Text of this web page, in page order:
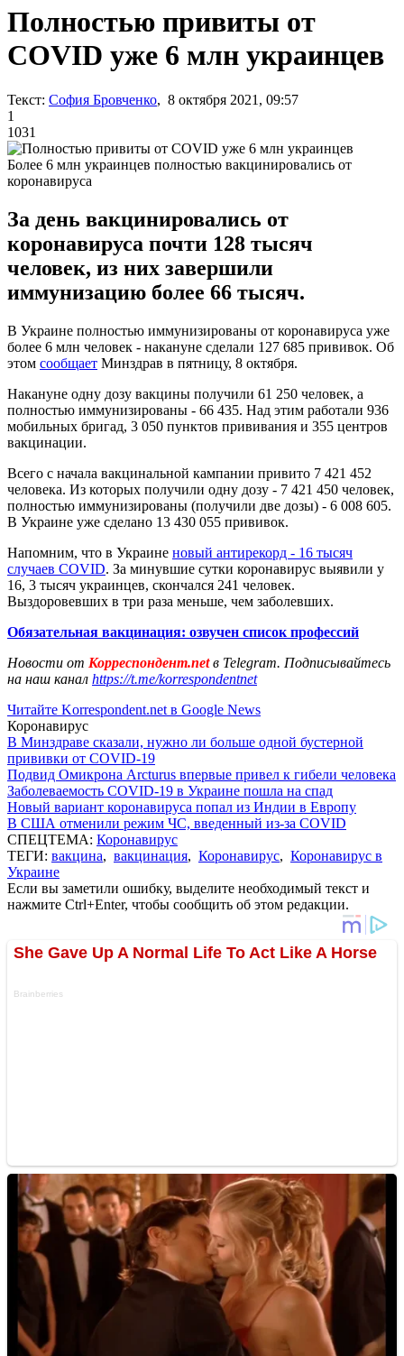
Полностью привиты от
COVID уже 6 млн украинцев
Текст: София Бровченко, 8 октября 2021, 09:57
1
1031
Более 6 млн украинцев полностью вакцинировались от
коронавируса
За день вакцинировались от
коронавируса почти 128 тысяч
человек, из них завершили
иммунизацию более 66 тысяч.
В Украине полностью иммунизированы от коронавируса уже
более 6 млн человек - накануне сделали 127 685 прививок. Об
этом сообщает Минздрав в пятницу, 8 октября.
Накануне одну дозу вакцины получили 61 250 человек, а
полностью иммунизированы - 66 435. Над этим работали 936
мобильных бригад, 3 050 пунктов прививания и 355 центров
вакцинации.
Всего с начала вакцинальной кампании привито 7 421 452
человека. Из которых получили одну дозу - 7 421 450 человек,
полностью иммунизированы (получили две дозы) - 6 008 605.
В Украине уже сделано 13 430 055 прививок.
Напомним, что в Украине новый антирекорд - 16 тысяч
случаев COVID. За минувшие сутки коронавирус выявили у
16, 3 тысяч украинцев, скончался 241 человек.
Выздоровевших в три раза меньше, чем заболевших.
Обязательная вакцинация: озвучен список профессий
Новости от Корреспондент.netв Telegram. Подписывайтесь
на наш канал https://t.me/korrespondentnet
Читайте Korrespondent.net в Google News
Коронавирус
В Минздраве сказали, нужно ли больше одной бустерной
прививки от COVID-19
Подвид Омикрона Arcturus впервые привел к гибели человека
Заболеваемость COVID-19 в Украине пошла на спад
Новый вариант коронавируса попал из Индии в Европу
В США отменили режим ЧС, введенный из-за COVID
СПЕЦТЕМА: Коронавирус
ТЕГИ: вакцина, вакцинация, Коронавирус, Коронавирус в
Украине
Если вы заметили ошибку, выделите необходимый текст и
нажмите Ctrl+Enter, чтобы сообщить об этом редакции.